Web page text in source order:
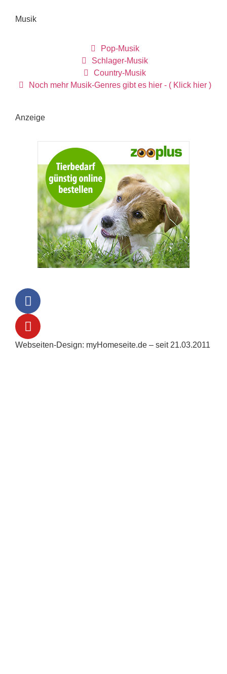
Musik
Pop-Musik
Schlager-Musik
Country-Musik
Noch mehr Musik-Genres gibt es hier - ( Klick hier )
Anzeige
Webseiten-Design: myHomeseite.de – seit 21.03.2011